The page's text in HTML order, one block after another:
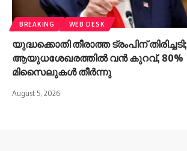
BREAKING WEB DESK
യുദ്ധക്കൊതി തീരാത്ത ട്രംപിന് തിരിച്ചടി;
ആയുധശേഖരത്തിൽ വൻ കുറവ്, 80%
മിസൈലുകൾ തീർന്നു
August 5, 2026